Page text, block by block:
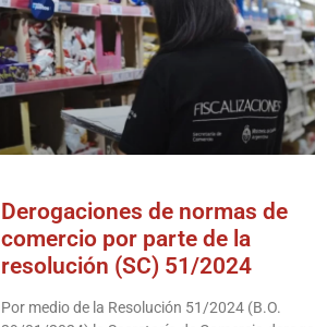
Derogaciones de normas de
comercio por parte de la
resolución (SC) 51/2024
Por medio de la Resolución 51/2024 (B.O.